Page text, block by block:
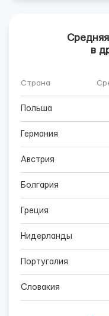
в
Страна
Польша
Германия
Австрия
Болгария
Греция
Нидерланды
Португалия
Словакия